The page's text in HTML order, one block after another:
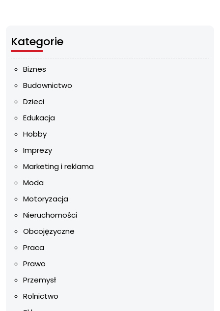
Kategorie
Biznes
Budownictwo
Dzieci
Edukacja
Hobby
Imprezy
Marketing i reklama
Moda
Motoryzacja
Nieruchomości
Obcojęzyczne
Praca
Prawo
Przemysł
Rolnictwo